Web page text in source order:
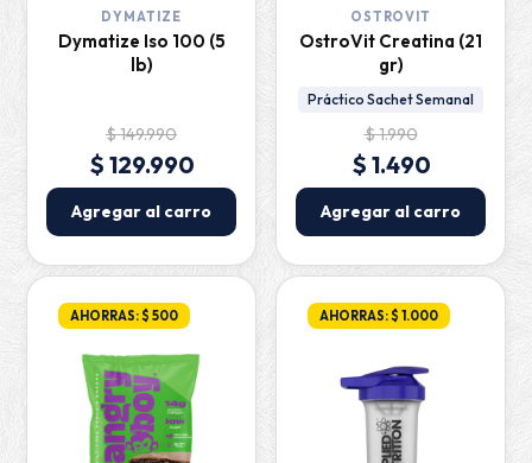
DYMATIZE
Dymatize Iso 100 (5
lb)
$ 149.990
$ 129.990
Agregar al carro
OSTROVIT
OstroVit Creatina (21
gr)
Práctico Sachet Semanal
$ 1.990
$ 1.490
Agregar al carro
AHORRAS: $ 500 AHORRAS: $ 1.000